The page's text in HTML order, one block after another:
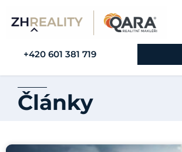
+420 601 381 719
Články